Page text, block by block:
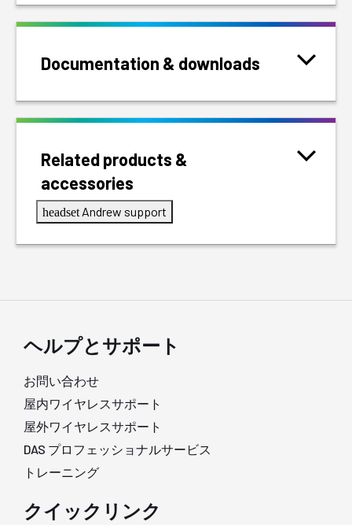
Documentation & downloads
Related products &
accessories
headset Andrew support
ヘルプとサポート
お問い合わせ
屋内ワイヤレスサポート
屋外ワイヤレスサポート
DAS プロフェッショナルサービス
トレーニング
クイックリンク